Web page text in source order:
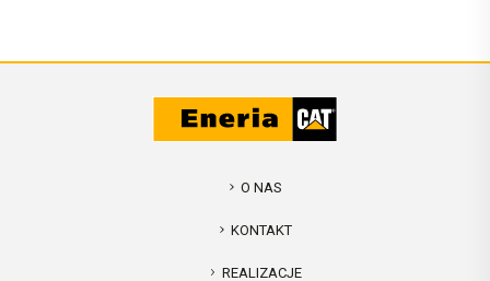
O NAS
KONTAKT
REALIZACJE